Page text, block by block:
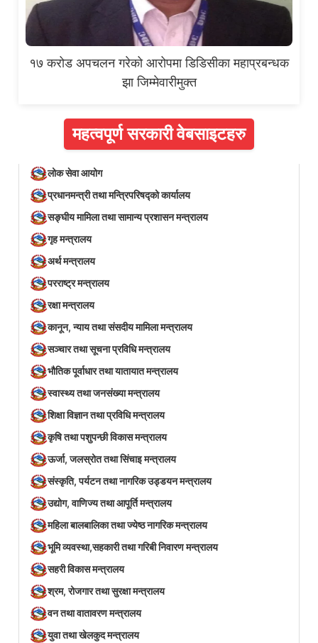
१७ करोड अपचलन गरेको आरोपमा डिडिसीका महाप्रबन्धक
झा जिम्मेवारीमुक्त
महत्वपूर्ण सरकारी वेबसाइटहरु
लोक सेवा आयोग
प्रधानमन्त्री तथा मन्त्रिपरिषद्को कार्यालय
सङ्घीय मामिला तथा सामान्य प्रशासन मन्त्रालय
गृह मन्त्रालय
अर्थ मन्त्रालय
परराष्ट्र मन्त्रालय
रक्षा मन्त्रालय
कानून, न्याय तथा संसदीय मामिला मन्त्रालय
सञ्‍चार तथा सूचना प्रविधि मन्त्रालय
भौतिक पूर्वाधार तथा यातायात मन्त्रालय
स्वास्थ्य तथा जनसंख्या मन्त्रालय
शिक्षा विज्ञान तथा प्रविधि मन्त्रालय
कृषि तथा पशुपन्छी विकास मन्त्रालय
ऊर्जा, जलस्रोत तथा सिंचाइ मन्त्रालय
संस्कृति, पर्यटन तथा नागरिक उड्डयन मन्त्रालय
उद्योग, वाणिज्य तथा आपूर्ति मन्त्रालय
महिला बालबालिका तथा ज्येष्ठ नागरिक मन्त्रालय
भूमि व्यवस्था,सहकारी तथा गरिबी निवारण मन्त्रालय
सहरी विकास मन्त्रालय
श्रम, रोजगार तथा सुरक्षा मन्त्रालय
वन तथा वातावरण मन्त्रालय
युवा तथा खेलकुद मन्त्रालय